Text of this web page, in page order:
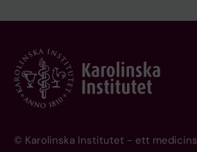
© Karolinska Institutet - ett